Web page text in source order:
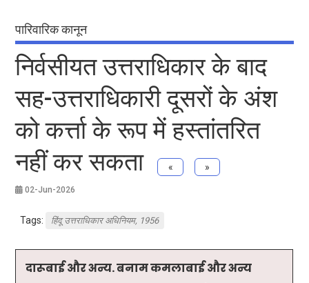
पारिवारिक कानून
निर्वसीयत उत्तराधिकार के बाद
सह-उत्तराधिकारी दूसरों के अंश
को कर्त्ता के रूप में हस्तांतरित
नहीं कर सकता
« »
02-Jun-2026
Tags: हिंदू उत्तराधिकार अधिनियम, 1956
दारूबाई और अन्य. बनाम कमलाबाई और अन्य